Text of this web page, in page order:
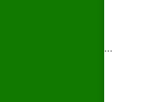
...